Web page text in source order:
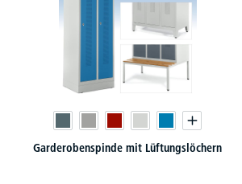
Garderobenspinde mit Lüftungslöchern